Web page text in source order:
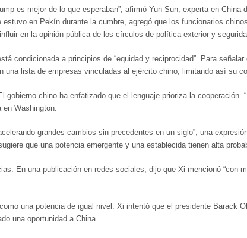
es mejor de lo que esperaban”, afirmó Yun Sun, experta en
en Pekín durante la cumbre, agregó que los funcionarios
en la opinión pública de los círculos de política exterior y
condicionada a principios de “equidad y reciprocidad”. Para
lista de empresas vinculadas al ejército chino, limitando así su
chino ha enfatizado que el lenguaje prioriza la
en Washington.
grandes cambios sin precedentes en un siglo”, una
que una potencia emergente y una establecida tienen alta
En una publicación en redes sociales, dijo que Xi mencionó “con
una potencia de igual nivel. Xi intentó que el presidente Barack
una oportunidad a China.